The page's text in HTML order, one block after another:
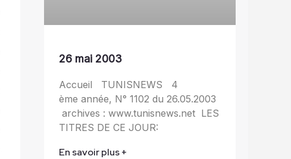
26 mai 2003
Accueil TUNISNEWS 4
ème année, N° 1102 du 26.05.2003
archives : www.tunisnews.net LES
TITRES DE CE JOUR:
En savoir plus +